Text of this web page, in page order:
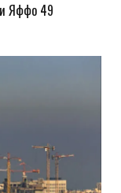
Яффо 49